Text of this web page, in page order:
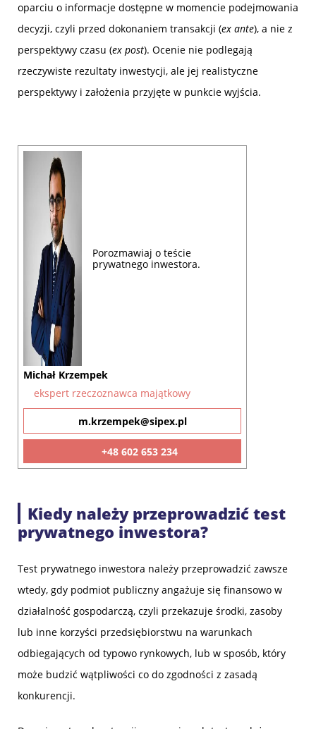
oparciu o informacje dostępne w momencie podejmowania
decyzji, czyli przed dokonaniem transakcji (ex ante), a nie z
perspektywy czasu (ex post). Ocenie nie podlegają
rzeczywiste rezultaty inwestycji, ale jej realistyczne
perspektywy i założenia przyjęte w punkcie wyjścia.
Porozmawiaj o teście
prywatnego inwestora.
Michał Krzempek
ekspert rzeczoznawca majątkowy
m.krzempek@sipex.pl
+48 602 653 234
Kiedy należy przeprowadzić test
prywatnego inwestora?
Test prywatnego inwestora należy przeprowadzić zawsze
wtedy, gdy podmiot publiczny angażuje się finansowo w
działalność gospodarczą, czyli przekazuje środki, zasoby
lub inne korzyści przedsiębiorstwu na warunkach
odbiegających od typowo rynkowych, lub w sposób, który
może budzić wątpliwości co do zgodności z zasadą
konkurencji.